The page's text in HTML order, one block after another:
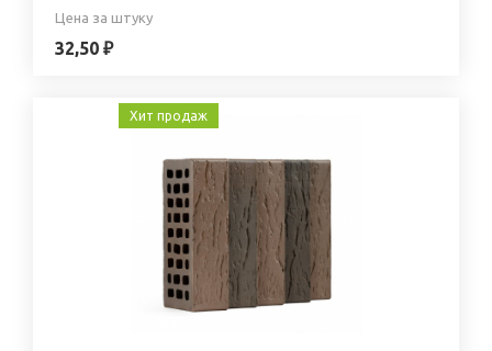
Цена за штуку
32,50 ₽
Хит продаж